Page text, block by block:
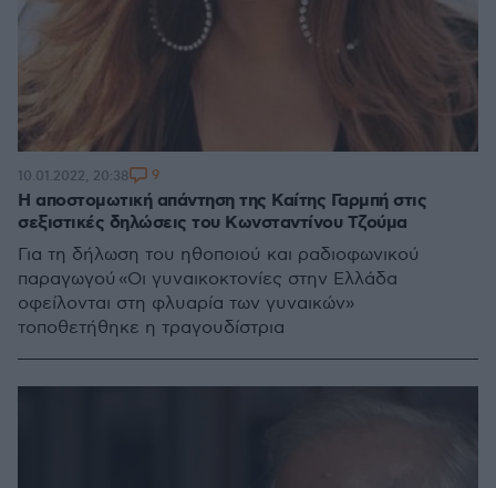
Η αποστομωτική απάντηση της Καίτης Γαρμπή στις
σεξιστικές δηλώσεις του Κωνσταντίνου Τζούμα
Για τη δήλωση του ηθοποιού και ραδιοφωνικού
παραγωγού «Οι γυναικοκτονίες στην Ελλάδα
οφείλονται στη φλυαρία των γυναικών»
τοποθετήθηκε η τραγουδίστρια
10.01.2022, 20:38 9